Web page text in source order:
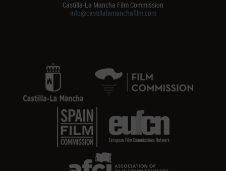
Castilla-La Mancha Film Commission
info@castillalamanchafilm.com